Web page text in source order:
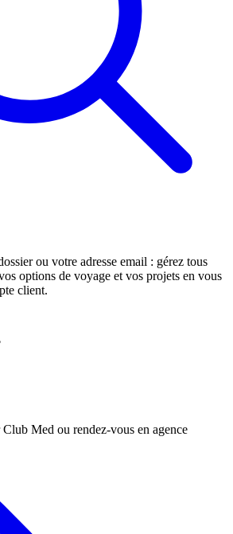
ou votre adresse email : gérez tous
options de voyage et vos projets en vous
client.
Med ou rendez-vous en agence